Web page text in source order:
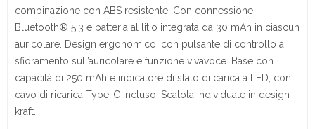
combinazione con ABS resistente. Con connessione
Bluetooth® 5.3 e batteria al litio integrata da 30 mAh in ciascun
auricolare. Design ergonomico, con pulsante di controllo a
sfioramento sull’auricolare e funzione vivavoce. Base con
capacità di 250 mAh e indicatore di stato di carica a LED, con
cavo di ricarica Type-C incluso. Scatola individuale in design
kraft.